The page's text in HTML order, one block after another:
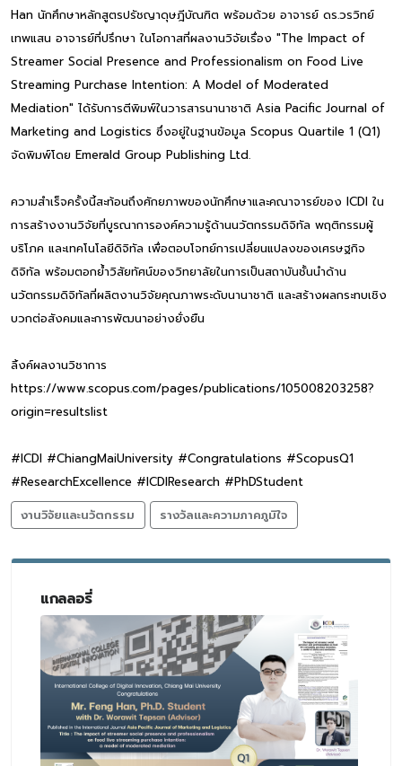
Han นักศึกษาหลักสูตรปรัชญาดุษฎีบัณฑิต พร้อมด้วย อาจารย์ ดร.วรวิทย์
เทพแสน อาจารย์ที่ปรึกษา ในโอกาสที่ผลงานวิจัยเรื่อง "The Impact of
Streamer Social Presence and Professionalism on Food Live
Streaming Purchase Intention: A Model of Moderated
Mediation" ได้รับการตีพิมพ์ในวารสารนานาชาติ Asia Pacific Journal of
Marketing and Logistics ซึ่งอยู่ในฐานข้อมูล Scopus Quartile 1 (Q1)
จัดพิมพ์โดย Emerald Group Publishing Ltd.
ความสำเร็จครั้งนี้สะท้อนถึงศักยภาพของนักศึกษาและคณาจารย์ของ ICDI ใน
การสร้างงานวิจัยที่บูรณาการองค์ความรู้ด้านนวัตกรรมดิจิทัล พฤติกรรมผู้
บริโภค และเทคโนโลยีดิจิทัล เพื่อตอบโจทย์การเปลี่ยนแปลงของเศรษฐกิจ
ดิจิทัล พร้อมตอกย้ำวิสัยทัศน์ของวิทยาลัยในการเป็นสถาบันชั้นนำด้าน
นวัตกรรมดิจิทัลที่ผลิตงานวิจัยคุณภาพระดับนานาชาติ และสร้างผลกระทบเชิง
บวกต่อสังคมและการพัฒนาอย่างยั่งยืน
ลิ้งค์ผลงานวิชาการ
https://www.scopus.com/pages/publications/105008203258?
origin=resultslist
#ICDI #ChiangMaiUniversity #Congratulations #ScopusQ1
#ResearchExcellence #ICDIResearch #PhDStudent
งานวิจัยและนวัตกรรม
รางวัลและความภาคภูมิใจ
แกลลอรี่